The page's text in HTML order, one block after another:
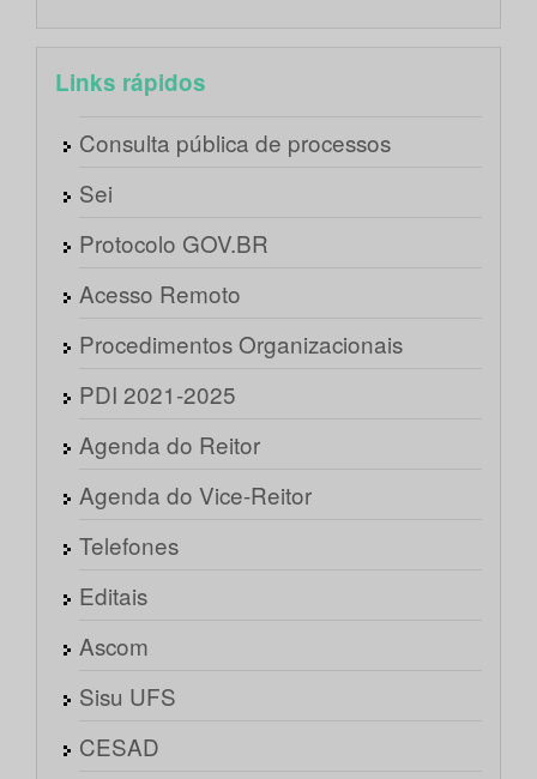
Links rápidos
Consulta pública de processos
Sei
Protocolo GOV.BR
Acesso Remoto
Procedimentos Organizacionais
PDI 2021-2025
Agenda do Reitor
Agenda do Vice-Reitor
Telefones
Editais
Ascom
Sisu UFS
CESAD